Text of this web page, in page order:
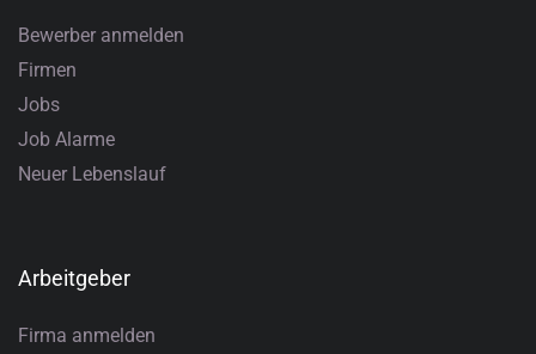
Bewerber anmelden
Firmen
Jobs
Job Alarme
Neuer Lebenslauf
Arbeitgeber
Firma anmelden